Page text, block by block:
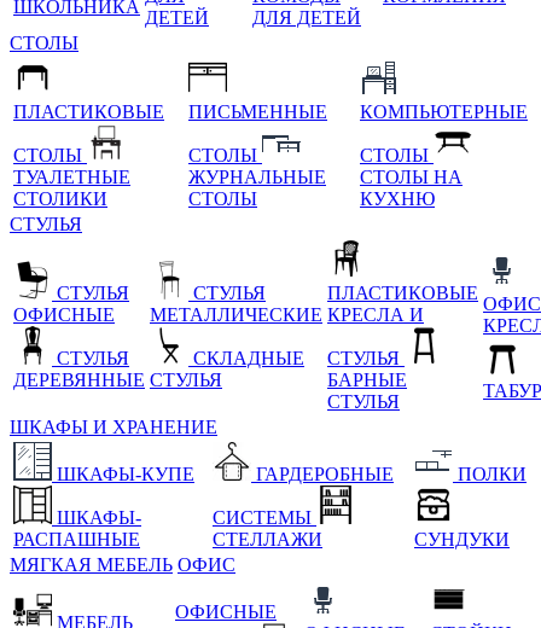
ШКОЛЬНИКА
ДЕТЕЙ
ДЛЯ ДЕТЕЙ
СТОЛЫ
ПЛАСТИКОВЫЕ
СТОЛЫ
ТУАЛЕТНЫЕ
СТОЛИКИ
ПИСЬМЕННЫЕ
СТОЛЫ
ЖУРНАЛЬНЫЕ
СТОЛЫ
КОМПЬЮТЕРНЫЕ
СТОЛЫ
СТОЛЫ НА
КУХНЮ
СТУЛЬЯ
СТУЛЬЯ
ОФИСНЫЕ
СТУЛЬЯ
ДЕРЕВЯННЫЕ
СТУЛЬЯ
МЕТАЛЛИЧЕСКИЕ
СКЛАДНЫЕ
СТУЛЬЯ
ПЛАСТИКОВЫЕ
КРЕСЛА И
СТУЛЬЯ
БАРНЫЕ
СТУЛЬЯ
ШКАФЫ И ХРАНЕНИЕ
ШКАФЫ-КУПЕ
ШКАФЫ-
РАСПАШНЫЕ
ГАРДЕРОБНЫЕ
СИСТЕМЫ
СТЕЛЛАЖИ
ПОЛКИ
СУНДУКИ
МЯГКАЯ МЕБЕЛЬ ОФИС
МЕБЕЛЬ
ОФИСНЫЕ